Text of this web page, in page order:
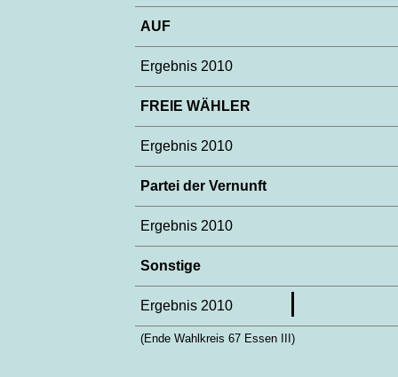
AUF
Ergebnis 2010
FREIE WÄHLER
Ergebnis 2010
Partei der Vernunft
Ergebnis 2010
Sonstige
Ergebnis 2010
(Ende Wahlkreis 67 Essen III)